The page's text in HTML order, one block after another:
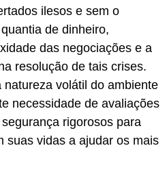
ilesos e sem o
de dinheiro,
das negociações e a
resolução de tais crises.
volátil do ambiente
necessidade de avaliações
rigorosos para
suas vidas a ajudar os mais